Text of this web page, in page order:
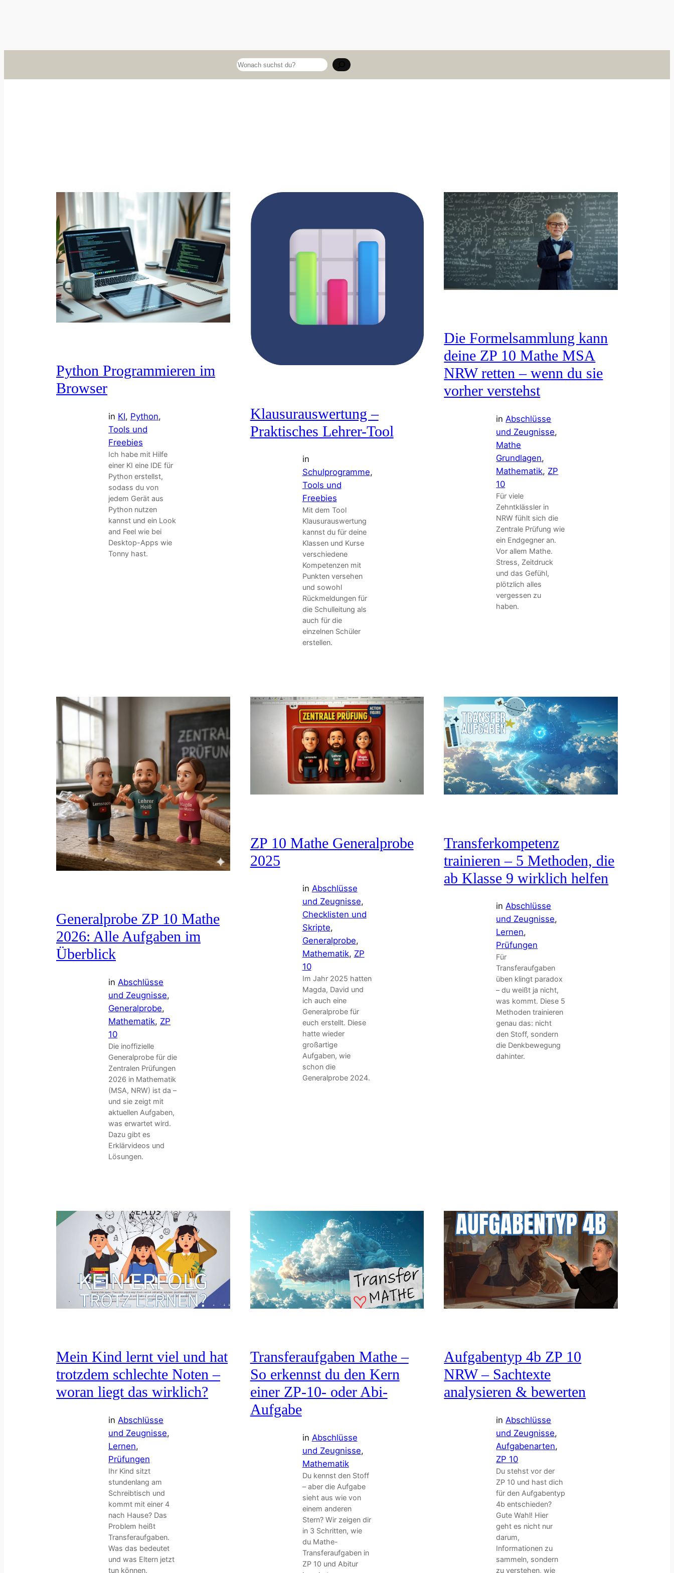
Suchen
Python Programmieren im
Browser
in KI, Python
Tools und
Freebies
Ich habe mit Hilfe
einer KI eine IDE für
Python erstellst,
sodass du von
jedem Gerät aus
Python nutzen
kannst und ein Look
and Feel wie bei
Desktop-Apps wie
Tonny hast.
Klausurauswertung –
Praktisches Lehrer-Tool
in
Schulprogramme
Tools und
Freebies
Mit dem Tool
Klausurauswertung
kannst du für deine
Klassen und Kurse
verschiedene
Kompetenzen mit
Punkten versehen
und sowohl
Rückmeldungen für
die Schulleitung als
auch für die
einzelnen Schüler
erstellen.
Die Formelsammlung kann
deine ZP 10 Mathe MSA
NRW retten – wenn du sie
vorher verstehst
in Abschlüsse
und Zeugnisse
Mathe
Grundlagen
Mathematik, ZP
10
Für viele
Zehntklässler in
NRW fühlt sich die
Zentrale Prüfung wie
ein Endgegner an.
Vor allem Mathe.
Stress, Zeitdruck
und das Gefühl,
plötzlich alles
vergessen zu
haben.
Generalprobe ZP 10 Mathe
2026: Alle Aufgaben im
Überblick
in Abschlüsse
und Zeugnisse
Generalprobe
Mathematik, ZP
10
Die inoffizielle
Generalprobe für die
Zentralen Prüfungen
2026 in Mathematik
(MSA, NRW) ist da –
und sie zeigt mit
aktuellen Aufgaben,
was erwartet wird.
Dazu gibt es
Erklärvideos und
Lösungen.
ZP 10 Mathe Generalprobe
2025
in Abschlüsse
und Zeugnisse
Checklisten und
Skripte
Generalprobe
Mathematik, ZP
10
Im Jahr 2025 hatten
Magda, David und
ich auch eine
Generalprobe für
euch erstellt. Diese
hatte wieder
großartige
Aufgaben, wie
schon die
Generalprobe 2024.
Transferkompetenz
trainieren – 5 Methoden, die
ab Klasse 9 wirklich helfen
inAbschlüsse
und Zeugnisse
Lernen
Prüfungen
Für
Transferaufgaben
üben klingt paradox
– du weißt ja nicht,
was kommt. Diese 5
Methoden trainieren
genau das: nicht
den Stoff, sondern
die Denkbewegung
dahinter.
Mein Kind lernt viel und hat
trotzdem schlechte Noten –
woran liegt das wirklich?
in Abschlüsse
und Zeugnisse
Lernen
Prüfungen
Ihr Kind sitzt
stundenlang am
Schreibtisch und
kommt mit einer 4
nach Hause? Das
Problem heißt
Transferaufgaben.
Was das bedeutet
und was Eltern jetzt
tun können.
Transferaufgaben Mathe –
So erkennst du den Kern
einer ZP-10- oder Abi-
Aufgabe
in Abschlüsse
und Zeugnisse
Mathematik
Du kennst den Stoff
– aber die Aufgabe
sieht aus wie von
einem anderen
Stern? Wir zeigen dir
in 3 Schritten, wie
du Mathe-
Transferaufgaben in
ZP 10 und Abitur
Aufgabentyp 4b ZP 10
NRW – Sachtexte
analysieren & bewerten
in Abschlüsse
und Zeugnisse
Aufgabenarten
ZP 10
Du stehst vor der
ZP 10 und hast dich
für den Aufgabentyp
4b entschieden?
Gute Wahl! Hier
geht es nicht nur
darum,
Informationen zu
sammeln, sondern
zu verstehen, wie